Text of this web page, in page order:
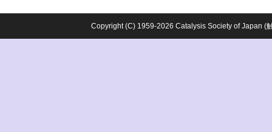
Copyright (C) 1959-2026 Catalysis Society of Japan (